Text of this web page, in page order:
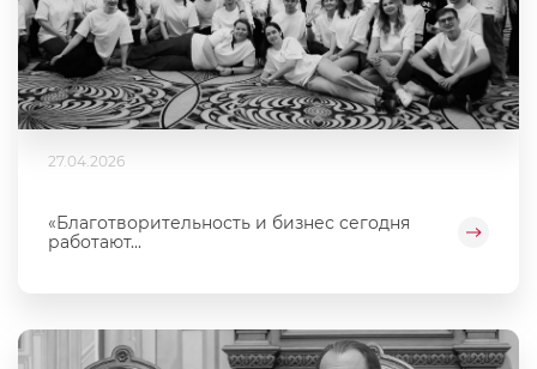
27.04.2026
«Благотворительность и бизнес сегодня
работают...